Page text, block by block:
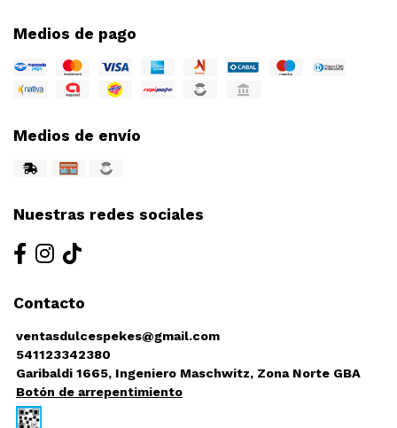
Medios de pago
Medios de envío
Nuestras redes sociales
Contacto
ventasdulcespekes@gmail.com
541123342380
Garibaldi 1665, Ingeniero Maschwitz, Zona Norte GBA
Botón de arrepentimiento